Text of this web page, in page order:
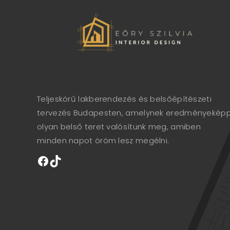
Teljeskörű lakberendezés és belsőépítészeti
tervezés Budapesten, amelynek
olyan belső teret valósítunk meg, amiben
minden napot öröm lesz megélni.